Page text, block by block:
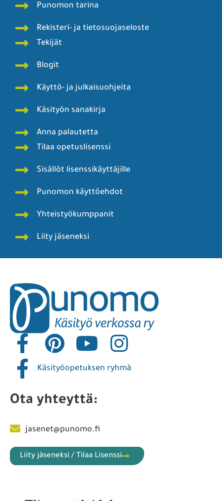
Punomon tarina
Rekisteri- ja tietosuojaseloste
Tekijät
Blogit
Käyttö- ja julkaisuohjeita
Käsityön sanakirja
Anna palautetta
Tilaa opetuslisenssi
Sisällöt lisenssikäyttäjille
Punomon käyttöehdot
Yhteistyökumppanit
Liity jäseneksi
Käsityöopetuksen ryhmä
Ota yhteyttä:
jasenet@punomo.fi
Liity jäseneksi / Tilaa Lisenssi